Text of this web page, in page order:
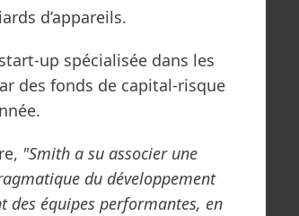
d’appareils.
up spécialisée dans les
des fonds de capital-risque
"Smith a su associer une
du développement
équipes performantes, en